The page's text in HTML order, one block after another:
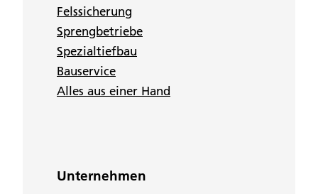
Felssicherung
Sprengbetriebe
Spezialtiefbau
Bauservice
Alles aus einer Hand
Unternehmen